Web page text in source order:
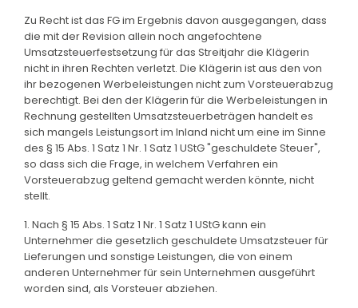
Zu Recht ist das FG im Ergebnis davon ausgegangen, dass
die mit der Revision allein noch angefochtene
Umsatzsteuerfestsetzung für das Streitjahr die Klägerin
nicht in ihren Rechten verletzt. Die Klägerin ist aus den von
ihr bezogenen Werbeleistungen nicht zum Vorsteuerabzug
berechtigt. Bei den der Klägerin für die Werbeleistungen in
Rechnung gestellten Umsatzsteuerbeträgen handelt es
sich mangels Leistungsort im Inland nicht um eine im Sinne
des § 15 Abs. 1 Satz 1 Nr. 1 Satz 1 UStG "geschuldete Steuer",
so dass sich die Frage, in welchem Verfahren ein
Vorsteuerabzug geltend gemacht werden könnte, nicht
stellt.
1. Nach § 15 Abs. 1 Satz 1 Nr. 1 Satz 1 UStG kann ein
Unternehmer die gesetzlich geschuldete Umsatzsteuer für
Lieferungen und sonstige Leistungen, die von einem
anderen Unternehmer für sein Unternehmen ausgeführt
worden sind, als Vorsteuer abziehen.